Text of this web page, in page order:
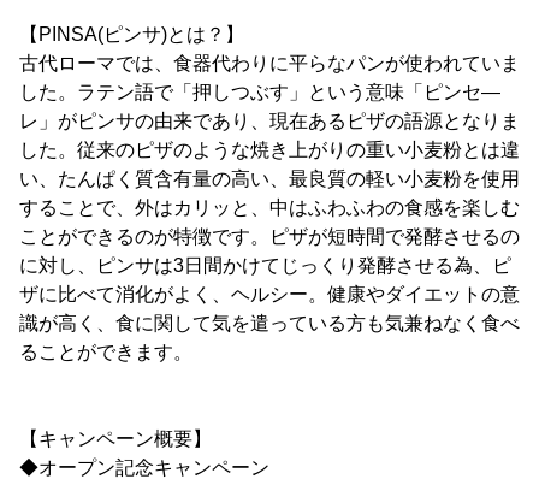
【PINSA(ピンサ)とは？】
古代ローマでは、食器代わりに平らなパンが使われていま
した。ラテン語で「押しつぶす」という意味「ピンセ―
レ」がピンサの由来であり、現在あるピザの語源となりま
した。従来のピザのような焼き上がりの重い小麦粉とは違
い、たんぱく質含有量の高い、最良質の軽い小麦粉を使用
することで、外はカリッと、中はふわふわの食感を楽しむ
ことができるのが特徴です。ピザが短時間で発酵させるの
に対し、ピンサは3日間かけてじっくり発酵させる為、ピ
ザに比べて消化がよく、ヘルシー。健康やダイエットの意
識が高く、食に関して気を遣っている方も気兼ねなく食べ
ることができます。
【キャンペーン概要】
◆オープン記念キャンペーン